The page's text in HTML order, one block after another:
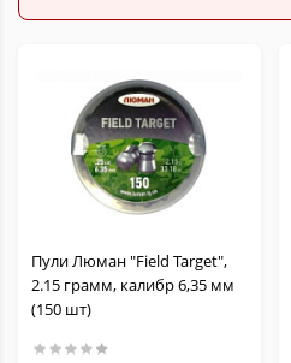
Шнуры пистолетные
Пули Люман "Field Target",
2.15 грамм, калибр 6,35 мм
(150 шт)